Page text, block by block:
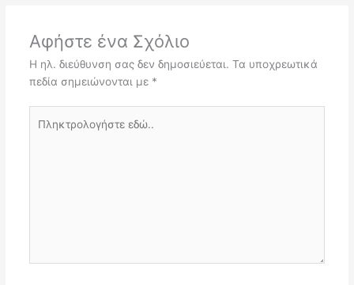
Αφήστε ένα Σχόλιο
Η ηλ. διεύθυνση σας δεν δημοσιεύεται. Τα υποχρεωτικά
πεδία σημειώνονται με *
εδώ..